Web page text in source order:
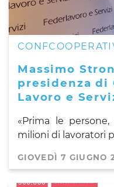
Massimo
presidenza di
Lavoro e
«Prima le
milioni di lavoratori
GIOVEDÌ 7 GIUGNO